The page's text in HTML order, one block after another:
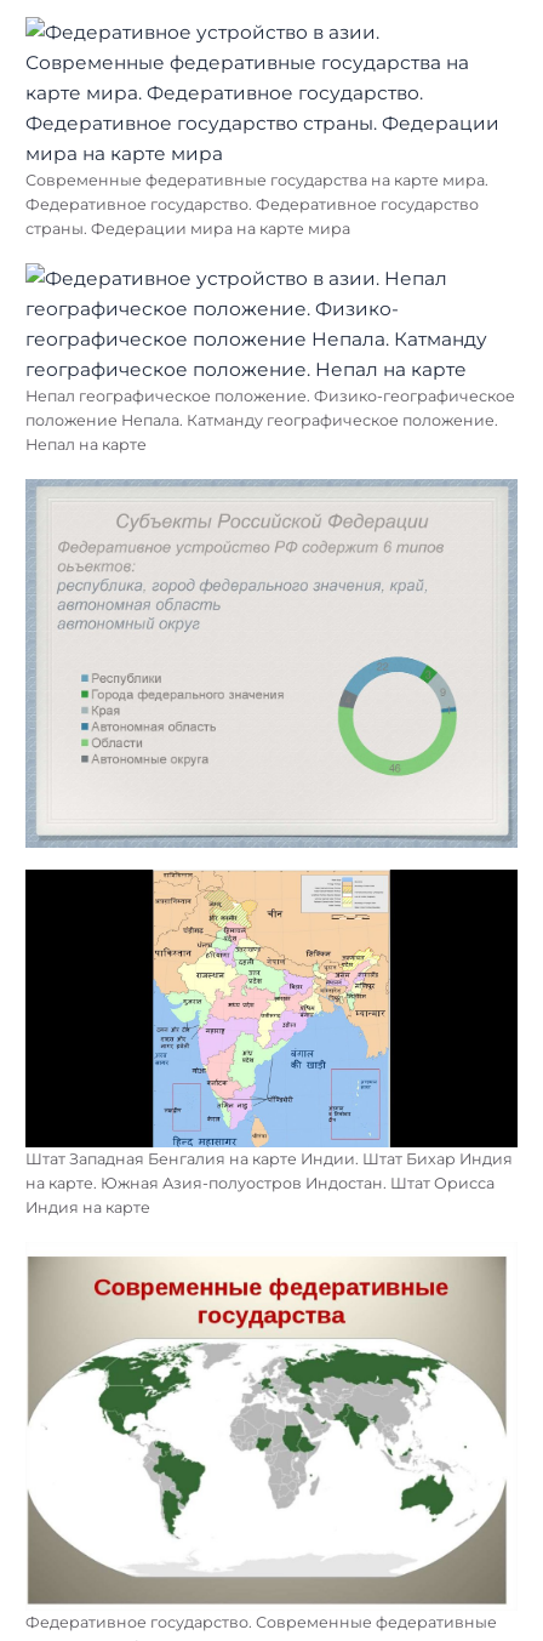
Современные федеративные государства на карте мира.
Федеративное государство. Федеративное государство
страны. Федерации мира на карте мира
Непал географическое положение. Физико-географическое
положение Непала. Катманду географическое положение.
Непал на карте
Штат Западная Бенгалия на карте Индии. Штат Бихар Индия
на карте. Южная Азия-полуостров Индостан. Штат Орисса
Индия на карте
Федеративное государство. Современные федеративные